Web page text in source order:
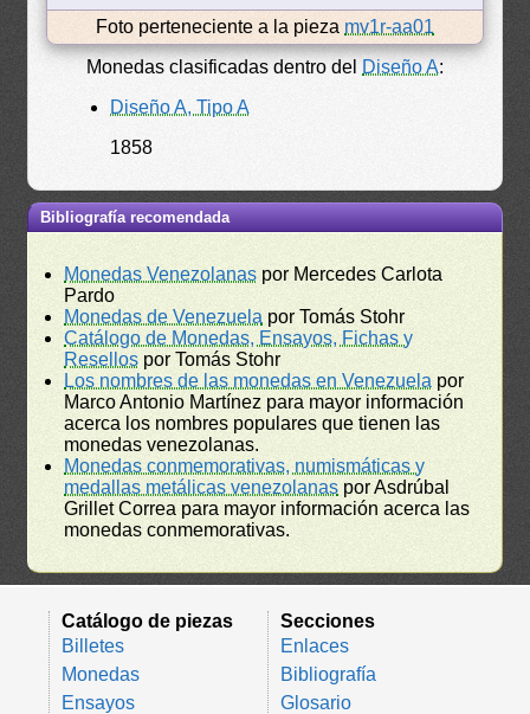
Foto perteneciente a la pieza mv1r-aa01
Monedas clasificadas dentro del Diseño A:
Diseño A, Tipo A
1858
Bibliografía recomendada
Monedas Venezolanas por Mercedes Carlota
Pardo
Monedas de Venezuela por Tomás Stohr
Catálogo de Monedas, Ensayos, Fichas y
Resellos por Tomás Stohr
Los nombres de las monedas en Venezuela por
Marco Antonio Martínez para mayor información
acerca los nombres populares que tienen las
monedas venezolanas.
Monedas conmemorativas, numismáticas y
medallas metálicas venezolanas por Asdrúbal
Grillet Correa para mayor información acerca las
monedas conmemorativas.
Catálogo de piezas
Billetes
Monedas
Ensayos
Secciones
Enlaces
Bibliografía
Glosario